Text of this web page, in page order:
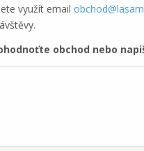
využít email
obchod nebo